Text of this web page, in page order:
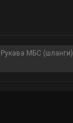
Рукава МБС (шланги)